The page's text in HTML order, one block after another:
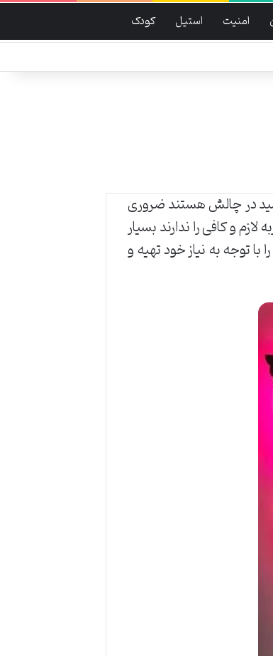
امنیت استیل کودک
در چالش هستند ضروری
لازم و کافی را ندارند بسیار
را با توجه به نیاز خود تهیه و